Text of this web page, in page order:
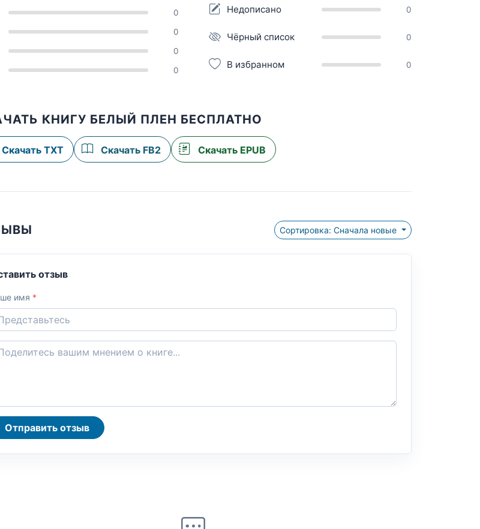
0
0
0
0
Недописано 0
Чёрный список 0
В избранном 0
КНИГУ БЕЛЫЙ ПЛЕН БЕСПЛАТНО
Скачать TXT Скачать FB2 Скачать EPUB
Сортировка: Сначала новые
отзыв
имя *
Отправить отзыв